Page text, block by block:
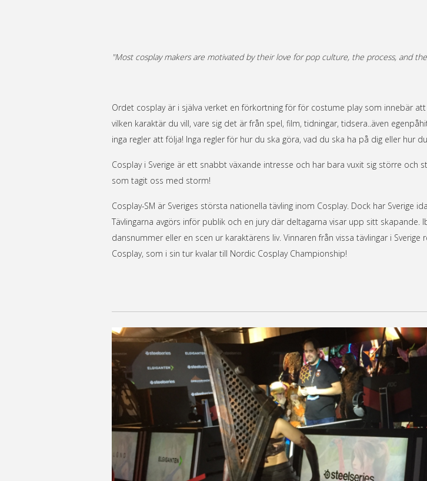
"Most cosplay makers are motivated by their love for pop culture, the process, and
Ordet cosplay är i själva verket en förkortning för för costume play som innebär
vilken karaktär du vill, vare sig det är från spel, film, tidningar, tidsera..även
inga regler att följa! Inga regler för hur du ska göra, vad du ska ha på dig eller hur
Cosplay i Sverige är ett snabbt växande intresse och har bara vuxit sig större
som tagit oss med storm!
Cosplay-SM är Sveriges största nationella tävling inom Cosplay. Dock har Sverige
Tävlingarna avgörs inför publik och en jury där deltagarna visar upp sitt
dansnummer eller en scen ur karaktärens liv. Vinnaren från vissa tävlingar i
Cosplay, som i sin tur kvalar till Nordic Cosplay Championship!